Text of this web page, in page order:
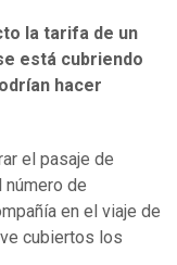
la tarifa de un
está cubriendo
hacer
el pasaje de
número de
en el viaje de
cubiertos los